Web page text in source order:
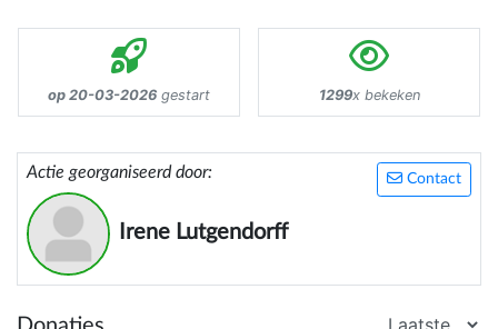
op 20-03-2026 gestart 1299x bekeken
Contact
Actie georganiseerd door:
Irene Lutgendorff